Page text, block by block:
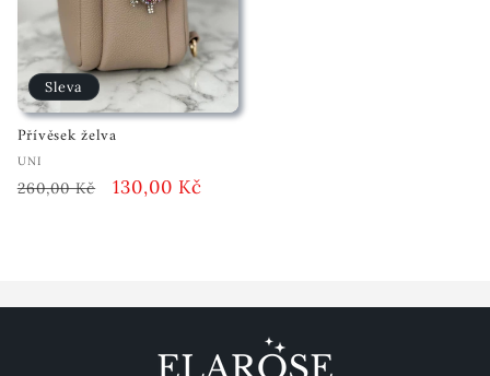
Sleva
Přívěsek želva
Vendor:
UNI
Běžná
260,00 Kč
Akční
130,00 Kč